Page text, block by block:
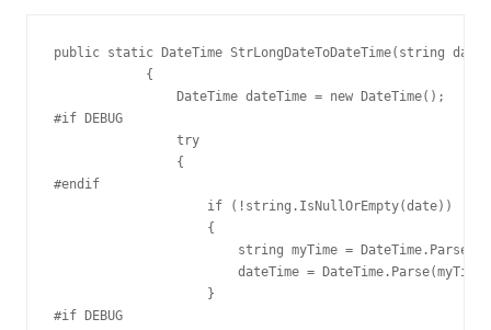
public static DateTime StrLongDateToDateTime(string date)
            {
                DateTime dateTime = new DateTime();
#if DEBUG
                try
                {
#endif
                    if (!string.IsNullOrEmpty(date))
                    {
string myTime =
dateTime =
                    }
#if DEBUG